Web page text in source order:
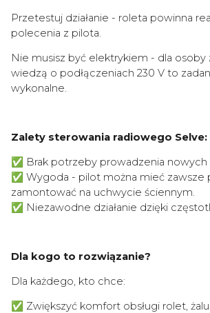
Przetestuj działanie - roleta powinna
polecenia z pilota.
Nie musisz być elektrykiem - dla
wiedzą o podłączeniach 230 V to
wykonalne.
Zalety sterowania radiowego Selve:
✅ Brak potrzeby prowadzenia
✅ Wygoda - pilot można mieć zawsze
zamontować na uchwycie ściennym.
✅ Niezawodne działanie dzięki
Dla kogo to rozwiązanie?
Dla każdego, kto chce:
✅ Zwiększyć komfort obsługi rolet,